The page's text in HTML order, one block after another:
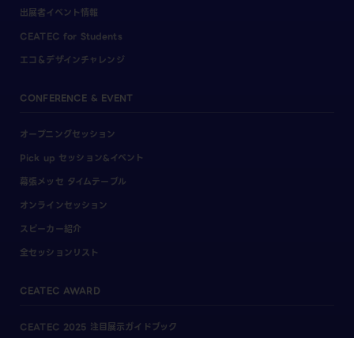
出展者イベント情報
CEATEC for Students
エコ＆デザインチャレンジ
CONFERENCE & EVENT
オープニングセッション
Pick up セッション&イベント
幕張メッセ タイムテーブル
オンラインセッション
スピーカー紹介
全セッションリスト
CEATEC AWARD
CEATEC 2025 注目展示ガイドブック